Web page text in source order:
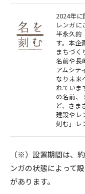
2024年
レンガに
半永久的
す。本企
まちづく
名前や長
アムシテ
なり未来
れていま
の名前、
ど、さま
建設やレ
刻む」レ
（※）設置期間は、
ンガの状態によって
があります。